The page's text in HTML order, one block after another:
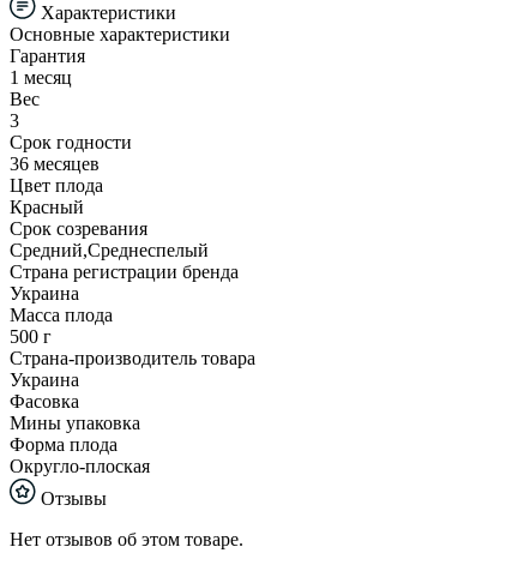
Характеристики
Основные характеристики
Гарантия
1 месяц
Вес
3
Срок годности
36 месяцев
Цвет плода
Красный
Срок созревания
Средний,Среднеспелый
Страна регистрации бренда
Украина
Масса плода
500 г
Страна-производитель товара
Украина
Фасовка
Мины упаковка
Форма плода
Округло-плоская
Отзывы
Нет отзывов об этом товаре.